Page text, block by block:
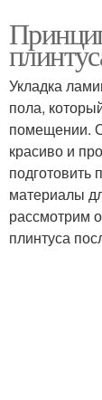
Плинтусы
Укладка
пола,
помещении.
красиво и
подготовить
материалы
рассмотрим
плинтуса